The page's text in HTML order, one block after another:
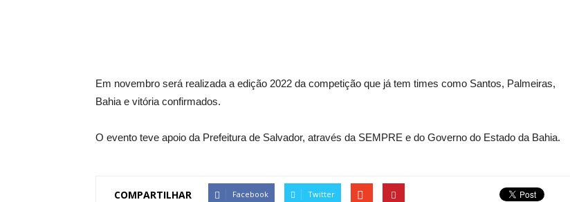
Em novembro será realizada a edição 2022 da competição que já tem times como Santos, Palmeiras,
Bahia e vitória confirmados.
O evento teve apoio da Prefeitura de Salvador, através da SEMPRE e do Governo do Estado da Bahia.
COMPARTILHAR Facebook Twitter